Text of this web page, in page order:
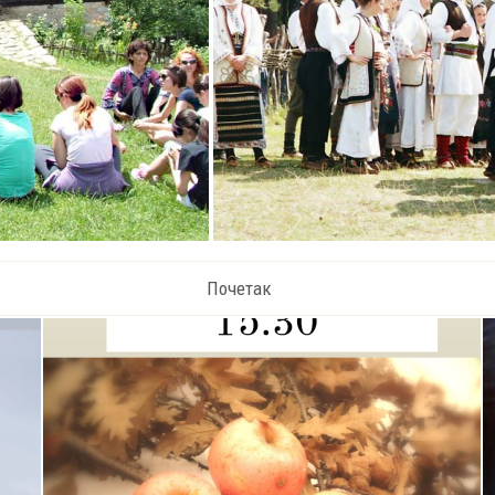
Почетак
Бадњи дан